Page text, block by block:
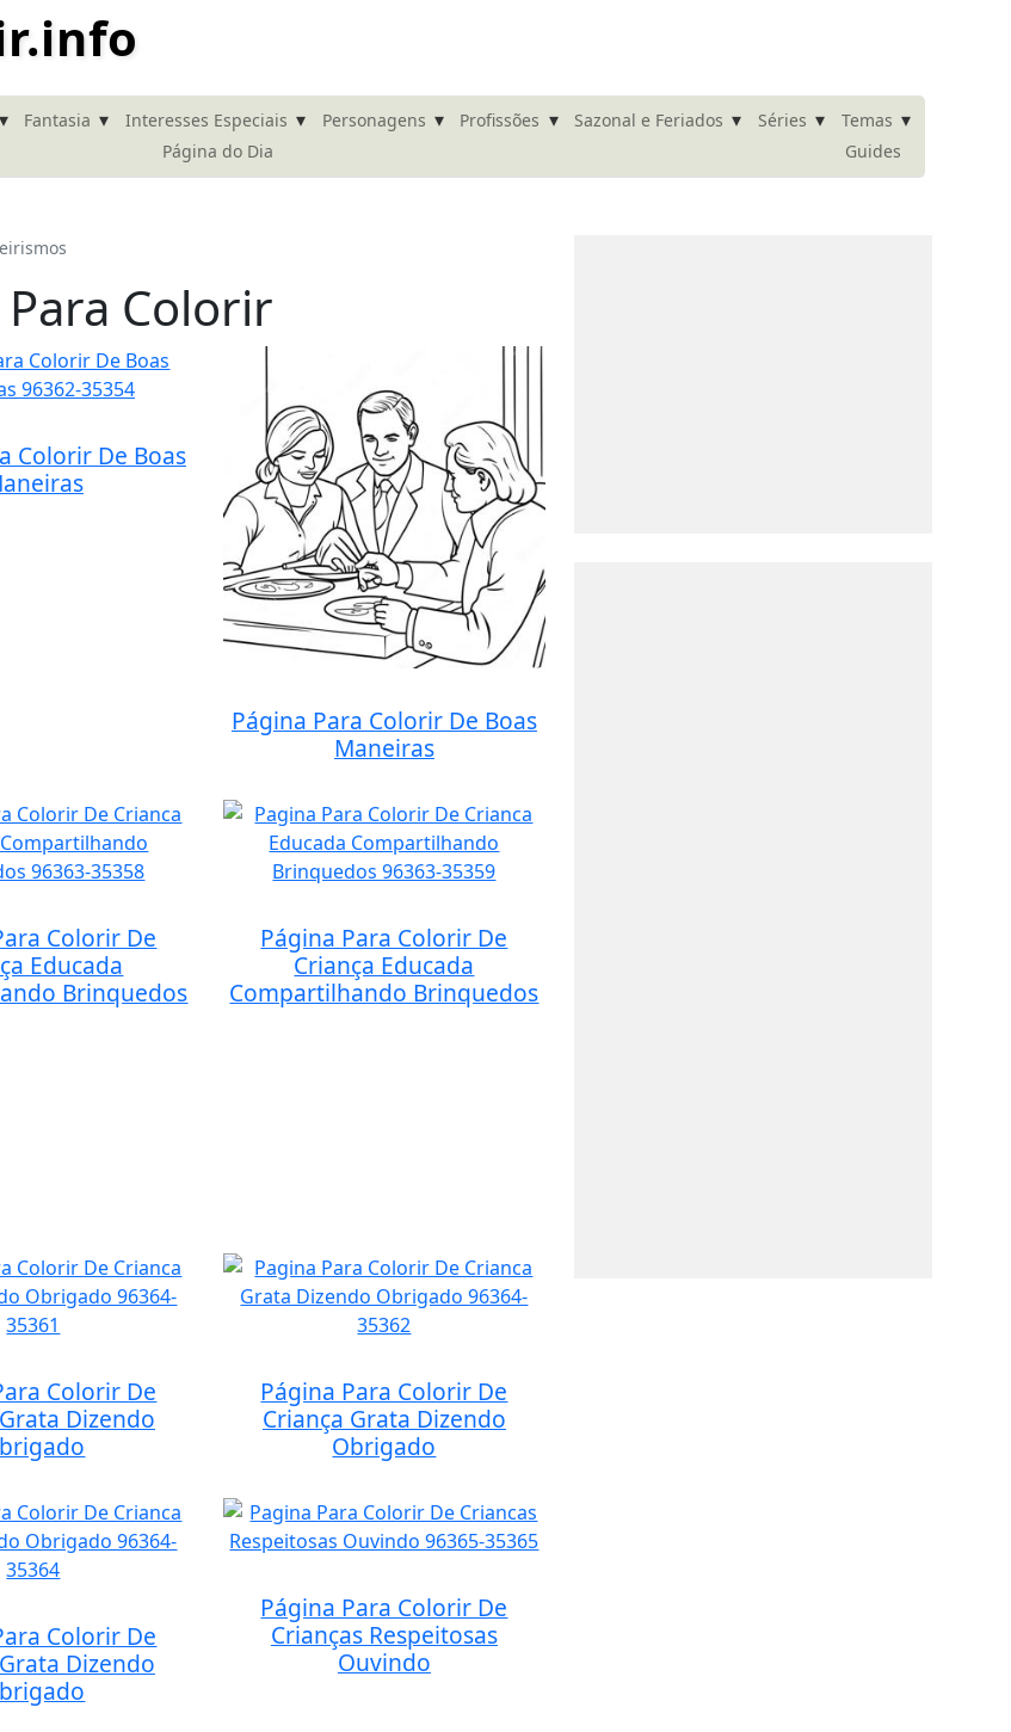
▾ Fantasia ▾ Interesses Especiais ▾ Personagens ▾ Profissões ▾ Sazonal e Feriados ▾ Séries ▾ Temas ▾
Página do Dia Guides
Colorir
Colorir De Boas
Página Para Colorir De Boas
Maneiras
Colorir De
Educada
Brinquedos
Página Para Colorir De
Criança Educada
Compartilhando Brinquedos
Colorir De
Dizendo
Página Para Colorir De
Criança Grata Dizendo
Obrigado
Colorir De
Dizendo
Página Para Colorir De
Crianças Respeitosas
Ouvindo